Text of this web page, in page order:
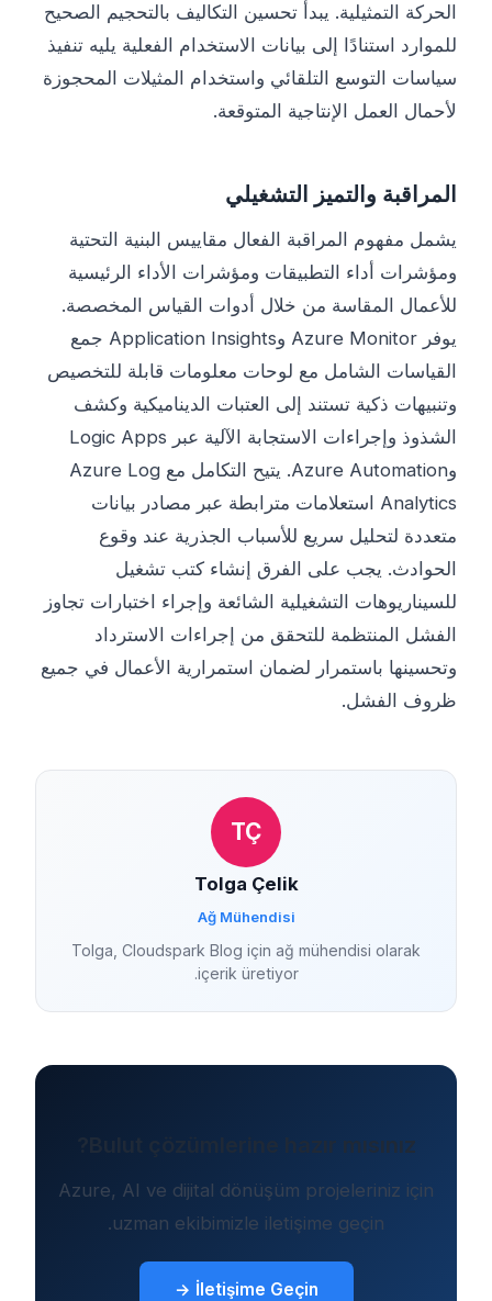
الحركة التمثيلية. يبدأ تحسين التكاليف بالتحجيم الصحيح
للموارد استنادًا إلى بيانات الاستخدام الفعلية يليه تنفيذ
سياسات التوسع التلقائي واستخدام المثيلات المحجوزة
لأحمال العمل الإنتاجية المتوقعة.
المراقبة والتميز التشغيلي
يشمل مفهوم المراقبة الفعال مقاييس البنية التحتية
ومؤشرات أداء التطبيقات ومؤشرات الأداء الرئيسية
للأعمال المقاسة من خلال أدوات القياس المخصصة.
يوفر Azure Monitor وApplication Insights جمع
القياسات الشامل مع لوحات معلومات قابلة للتخصيص
وتنبيهات ذكية تستند إلى العتبات الديناميكية وكشف
الشذوذ وإجراءات الاستجابة الآلية عبر Logic Apps
وAzure Automation. يتيح التكامل مع Azure Log
Analytics استعلامات مترابطة عبر مصادر بيانات
متعددة لتحليل سريع للأسباب الجذرية عند وقوع
الحوادث. يجب على الفرق إنشاء كتب تشغيل
للسيناريوهات التشغيلية الشائعة وإجراء اختبارات تجاوز
الفشل المنتظمة للتحقق من إجراءات الاسترداد
وتحسينها باستمرار لضمان استمرارية الأعمال في جميع
ظروف الفشل.
TÇ
Tolga Çelik
Ağ Mühendisi
Tolga, Cloudspark Blog için ağ mühendisi olarak
içerik üretiyor.
Bulut çözümlerine hazır mısınız?
Azure, AI ve dijital dönüşüm projeleriniz için
uzman ekibimizle iletişime geçin.
İletişime Geçin →